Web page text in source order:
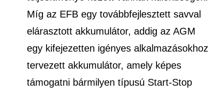
Míg az EFB egy továbbfejlesztett savval
elárasztott akkumulátor, addig az AGM
egy kifejezetten igényes alkalmazásokhoz
tervezett akkumulátor, amely képes
támogatni bármilyen típusú Start-Stop